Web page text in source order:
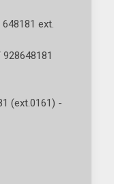
648181 ext.
(ext.0161) -